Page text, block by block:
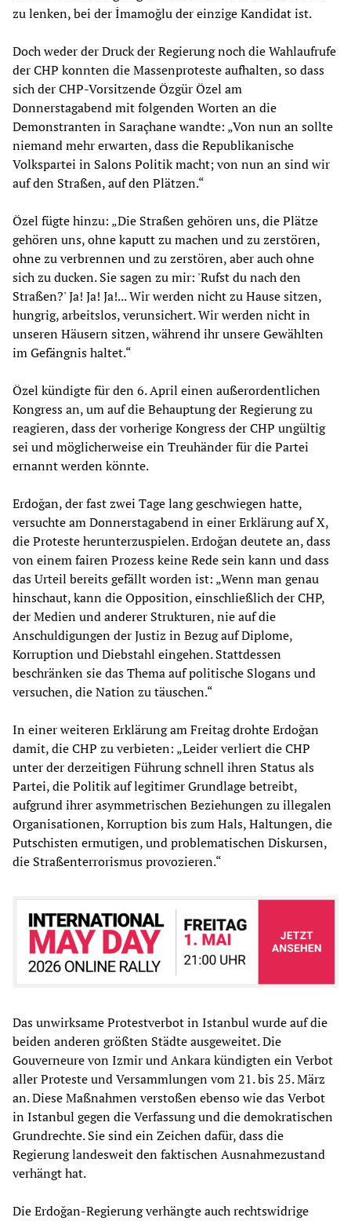
zu lenken, bei der İmamoğlu der einzige Kandidat ist.
Doch weder der Druck der Regierung noch die Wahlaufrufe
der CHP konnten die Massenproteste aufhalten, so dass
sich der CHP-Vorsitzende Özgür Özel am
Donnerstagabend mit folgenden Worten an die
Demonstranten in Saraçhane wandte: „Von nun an sollte
niemand mehr erwarten, dass die Republikanische
Volkspartei in Salons Politik macht; von nun an sind wir
auf den Straßen, auf den Plätzen.“
Özel fügte hinzu: „Die Straßen gehören uns, die Plätze
gehören uns, ohne kaputt zu machen und zu zerstören,
ohne zu verbrennen und zu zerstören, aber auch ohne
sich zu ducken. Sie sagen zu mir: 'Rufst du nach den
Straßen?' Ja! Ja! Ja!... Wir werden nicht zu Hause sitzen,
hungrig, arbeitslos, verunsichert. Wir werden nicht in
unseren Häusern sitzen, während ihr unsere Gewählten
im Gefängnis haltet.“
Özel kündigte für den 6. April einen außerordentlichen
Kongress an, um auf die Behauptung der Regierung zu
reagieren, dass der vorherige Kongress der CHP ungültig
sei und möglicherweise ein Treuhänder für die Partei
ernannt werden könnte.
Erdoğan, der fast zwei Tage lang geschwiegen hatte,
versuchte am Donnerstagabend in einer Erklärung auf X,
die Proteste herunterzuspielen. Erdoğan deutete an, dass
von einem fairen Prozess keine Rede sein kann und dass
das Urteil bereits gefällt worden ist: „Wenn man genau
hinschaut, kann die Opposition, einschließlich der CHP,
der Medien und anderer Strukturen, nie auf die
Anschuldigungen der Justiz in Bezug auf Diplome,
Korruption und Diebstahl eingehen. Stattdessen
beschränken sie das Thema auf politische Slogans und
versuchen, die Nation zu täuschen.“
In einer weiteren Erklärung am Freitag drohte Erdoğan
damit, die CHP zu verbieten: „Leider verliert die CHP
unter der derzeitigen Führung schnell ihren Status als
Partei, die Politik auf legitimer Grundlage betreibt,
aufgrund ihrer asymmetrischen Beziehungen zu illegalen
Organisationen, Korruption bis zum Hals, Haltungen, die
Putschisten ermutigen, und problematischen Diskursen,
die Straßenterrorismus provozieren.“
Das unwirksame Protestverbot in Istanbul wurde auf die
beiden anderen größten Städte ausgeweitet. Die
Gouverneure von Izmir und Ankara kündigten ein Verbot
aller Proteste und Versammlungen vom 21. bis 25. März
an. Diese Maßnahmen verstoßen ebenso wie das Verbot
in Istanbul gegen die Verfassung und die demokratischen
Grundrechte. Sie sind ein Zeichen dafür, dass die
Regierung landesweit den faktischen Ausnahmezustand
verhängt hat.
Die Erdoğan-Regierung verhängte auch rechtswidrige